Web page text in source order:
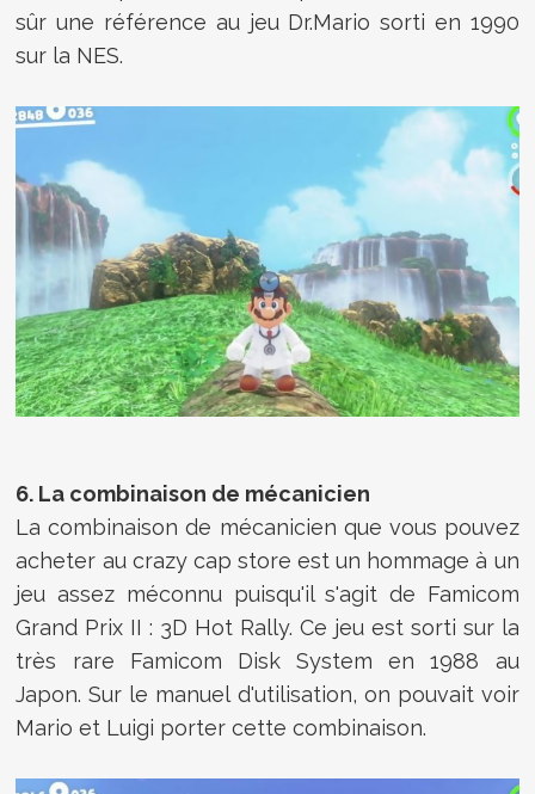
sûr une référence au jeu Dr.Mario sorti en 1990
sur la NES.
6. La combinaison de mécanicien
La combinaison de mécanicien que vous pouvez
acheter au crazy cap store est un hommage à un
jeu assez méconnu puisqu'il s'agit de Famicom
Grand Prix II : 3D Hot Rally. Ce jeu est sorti sur la
très rare Famicom Disk System en 1988 au
Japon. Sur le manuel d'utilisation, on pouvait voir
Mario et Luigi porter cette combinaison.